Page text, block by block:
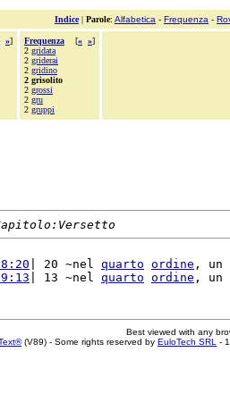
Indice| Parole: Alfabetica - Frequenza -
»]
Frequenza [« »]
2 gridata
2 griderai
2 gridino
2 grisolito
2 grossi
2 gru
2 gruppi
| 20 ~nel quarto ordine , un
| 13 ~nel quarto ordine , un
Best viewed with any
(V89) - Some rights reserved by EuloTech SRL -